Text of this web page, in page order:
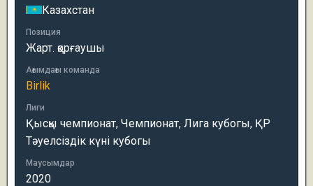
Казахстан
Позиция
Жарт. қорғаушы
Ағымдағы команда
Birlik
Лиги
Қысқы чемпионат, Чемпионат, Лига кубогы, ҚР
Тәуелсіздік күні кубогы
Маусымдар
2020